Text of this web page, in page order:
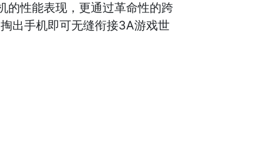
的性能表现，更通过革命性的跨
出手机即可无缝衔接3A游戏世